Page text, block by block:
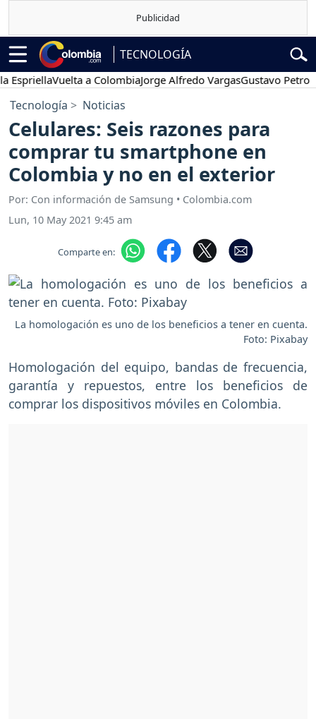
TECNOLOGÍA
Vuelta a ColombiaJorge Alfredo Vargas Gustavo Petro
Tecnología Noticias
Celulares: Seis razones para
comprar tu smartphone en
Colombia y no en el exterior
Por: Con información de Samsung • Colombia.com
Lun, 10 May 2021 9:45 am
Comparte en:
La homologación es uno de los beneficios a tener en cuenta.
Foto: Pixabay
Homologación del equipo, bandas de frecuencia,
garantía y repuestos, entre los beneficios de
comprar los dispositivos móviles en Colombia.